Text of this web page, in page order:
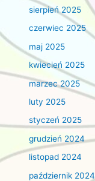
sierpień 2025
czerwiec 2025
maj 2025
kwiecień 2025
marzec 2025
luty 2025
styczeń 2025
grudzień 2024
listopad 2024
październik 2024